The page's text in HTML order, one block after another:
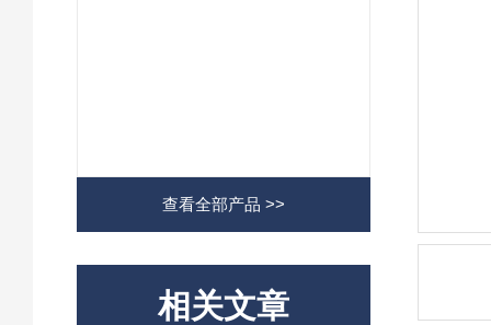
查看全部产品 >>
相关文章